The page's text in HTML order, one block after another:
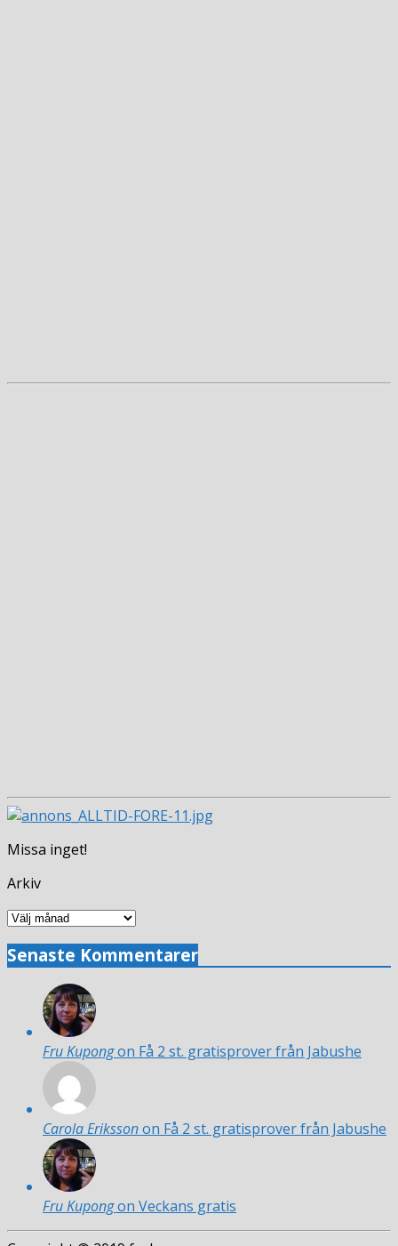
Missa inget!
Arkiv
Arkiv
Senaste Kommentarer
Fru Kupongon Få 2 st. gratisprover från Jabushe
Carola Erikssonon Få 2 st. gratisprover från Jabushe
Fru Kupongon Veckans gratis